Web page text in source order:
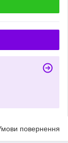
повернення